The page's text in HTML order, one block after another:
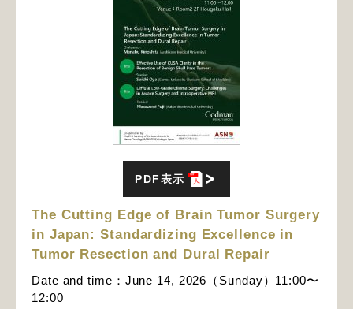
PDF表示
The Cutting Edge of Brain Tumor Surgery
in Japan: Standardizing Excellence in
Tumor Resection and Dural Repair
Date and time：June 14, 2026（Sunday）11:00〜
12:00